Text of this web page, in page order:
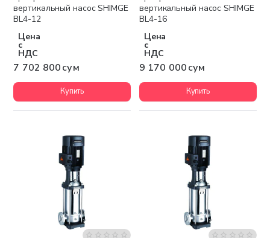
вертикальный насос SHIMGE
BL4-12
Цена
с
НДС
7 702 800 сум
Купить
вертикальный насос SHIMGE
BL4-16
Цена
с
НДС
9 170 000 сум
Купить